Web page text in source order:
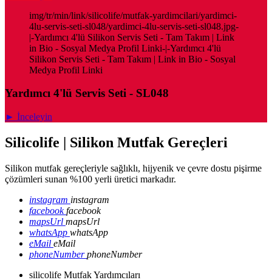
img/tr/min/link/silicolife/mutfak-yardimcilari/yardimci-
4lu-servis-seti-sl048/yardimci-4lu-servis-seti-sl048.jpg-
|-Yardımcı 4'lü Silikon Servis Seti - Tam Takım | Link
in Bio - Sosyal Medya Profil Linki-|-Yardımcı 4'lü
Silikon Servis Seti - Tam Takım | Link in Bio - Sosyal
Medya Profil Linki
Yardımcı 4'lü Servis Seti - SL048
► İnceleyin
Silicolife | Silikon Mutfak Gereçleri
Silikon mutfak gereçleriyle sağlıklı, hijyenik ve çevre dostu pişirme
çözümleri sunan %100 yerli üretici markadır.
instagram instagram
facebookfacebook
mapsUrl mapsUrl
whatsApp whatsApp
eMail eMail
phoneNumberphoneNumber
silicolife Mutfak Yardımcıları